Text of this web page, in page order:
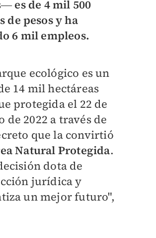
―es de 4 mil 500
de pesos y ha
6 mil empleos.
ecológico es un
14 mil hectáreas
protegida el 22 de
de 2022 a través de
que la convirtió
Natural Protegida.
dota de
jurídica y
un mejor futuro",